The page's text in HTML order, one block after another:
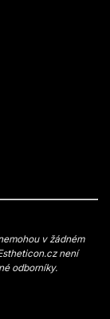
v žádném
není
odborníky.